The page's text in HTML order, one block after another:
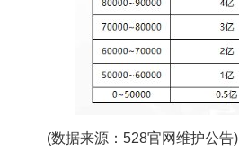
(数据来源：528官网维护公告)